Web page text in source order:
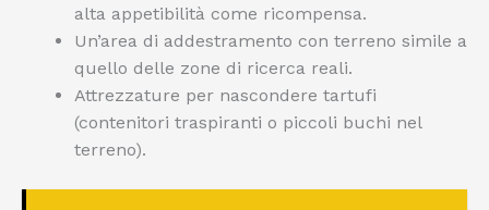
alta appetibilità come ricompensa.
Un’area di addestramento con terreno simile a
quello delle zone di ricerca reali.
Attrezzature per nascondere tartufi
(contenitori traspiranti o piccoli buchi nel
terreno).